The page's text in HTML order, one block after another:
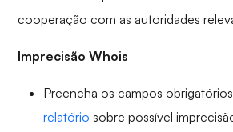
cooperação com as autoridades
Imprecisão Whois
Preencha os campos
relatório sobre possível